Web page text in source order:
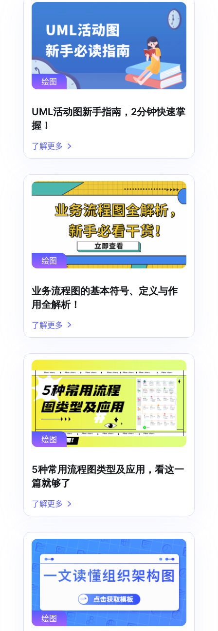
绘图
UML活动图新手指南，2分钟快速掌
握！
了解更多
绘图
业务流程图的基本符号、定义与作
用全解析！
了解更多
绘图
5种常用流程图类型及应用，看这一
篇就够了
了解更多
绘图